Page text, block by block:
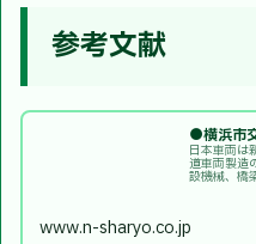
参考文献
●横浜市
日本車両は
道車両製造
設機械、橋
www.n-sharyo.co.jp